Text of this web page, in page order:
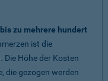
zu mehrere hundert
ist die
Höhe der Kosten
die gezogen werden